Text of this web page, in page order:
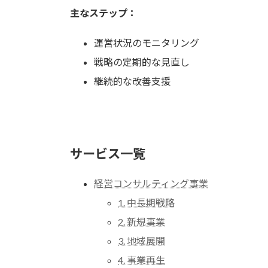
主なステップ：
運営状況のモニタリング
戦略の定期的な見直し
継続的な改善支援
サービス一覧
経営コンサルティング事業
1. 中長期戦略
2. 新規事業
3. 地域展開
4. 事業再生